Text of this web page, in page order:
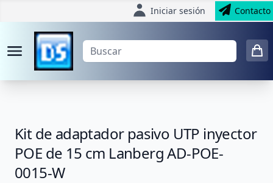
Iniciar sesión Contacto
Kit de adaptador pasivo UTP inyector
POE de 15 cm Lanberg AD-POE-
0015-W